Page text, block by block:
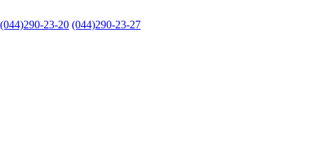
(044)290-23-20 (044)290-23-27